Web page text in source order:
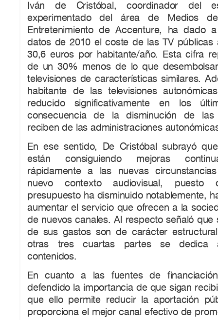
Iván de Cristóbal, coordinador del
experimentado del área de Medios
Entretenimiento de Accenture, ha dado
datos de 2010 el coste de las TV públicas
30,6 euros por habitante/año. Esta cifra
de un 30% menos de lo que
televisiones de características similares.
habitante de las televisiones
reducido significativamente en los
consecuencia de la disminución de las
reciben de las administraciones
En ese sentido, De Cristóbal subrayó
están consiguiendo mejoras
rápidamente a las nuevas
nuevo contexto audiovisual,
presupuesto ha disminuido notablemente,
aumentar el servicio que ofrecen a la
de nuevos canales. Al respecto señaló que
de sus gastos son de carácter
otras tres cuartas partes se dedica
contenidos.
En cuanto a las fuentes de
defendido la importancia de que sigan
que ello permite reducir la aportación
proporciona el mejor canal efectivo de